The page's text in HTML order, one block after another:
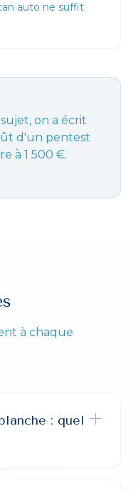
auto ne suffit
on a écrit
d'un pentest
à 1 500 €.
à chaque
: quel +